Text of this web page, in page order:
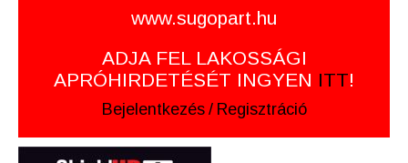
www.sugopart.hu
ADJA FEL LAKOSSÁGI
APRÓHIRDETÉSÉT INGYEN ITT!
Bejelentkezés / Regisztráció